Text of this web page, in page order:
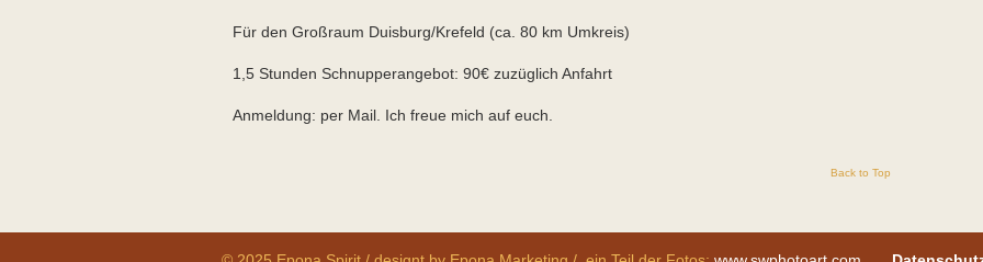
Für den Großraum Duisburg/Krefeld (ca. 80 km Umkreis)
1,5 Stunden Schnupperangebot: 90€ zuzüglich Anfahrt
Anmeldung: per Mail. Ich freue mich auf euch.
Back to Top